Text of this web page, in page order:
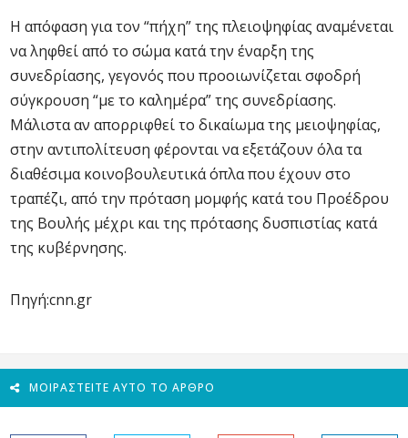
Η απόφαση για τον “πήχη” της πλειοψηφίας αναμένεται
να ληφθεί από το σώμα κατά την έναρξη της
συνεδρίασης, γεγονός που προοιωνίζεται σφοδρή
σύγκρουση “με το καλημέρα” της συνεδρίασης.
Μάλιστα αν απορριφθεί το δικαίωμα της μειοψηφίας,
στην αντιπολίτευση φέρονται να εξετάζουν όλα τα
διαθέσιμα κοινοβουλευτικά όπλα που έχουν στο
τραπέζι, από την πρόταση μομφής κατά του Προέδρου
της Βουλής μέχρι και της πρότασης δυσπιστίας κατά
της κυβέρνησης.
Πηγή:cnn.gr
ΜΟΙΡΑΣΤΕΊΤΕ ΑΥΤΌ ΤΟ ΆΡΘΡΟ